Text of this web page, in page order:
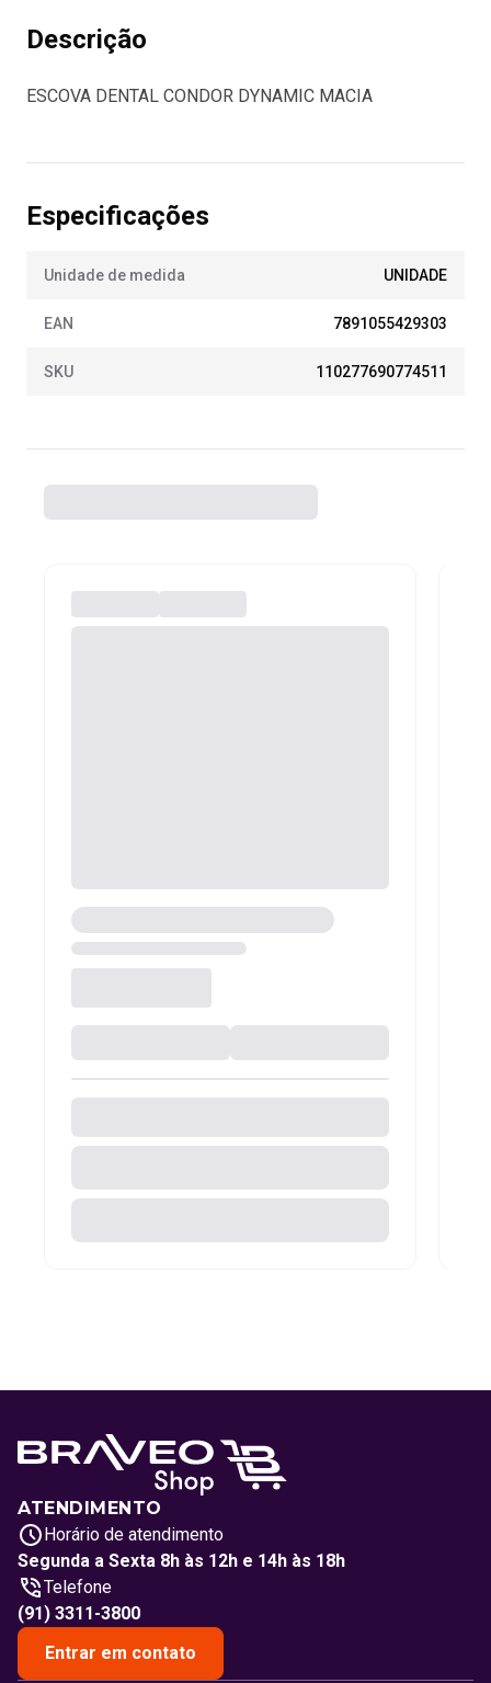
Descrição
ESCOVA DENTAL CONDOR DYNAMIC MACIA
Especificações
Unidade de medida UNIDADE
EAN 7891055429303
SKU 110277690774511
ATENDIMENTO
Horário de atendimento
Segunda a Sexta 8h às 12h e 14h às 18h
Telefone
(91) 3311-3800
Entrar em contato